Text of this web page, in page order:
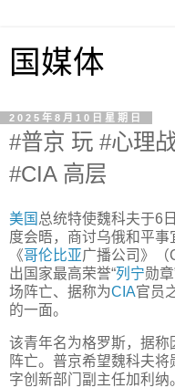
国媒体
2025年8月10日星期日
#普京 玩 #心理
#CIA 高层
美国 总统特使魏科夫于6
度会晤，商讨乌俄和平事
《哥伦比亚广播公司》（
出国家最高荣誉“列宁勋
场阵亡、据称为CIA官员
的一面。
该青年名为格罗斯，据
阵亡。普京希望魏科夫
字创新部门副主任加利纳